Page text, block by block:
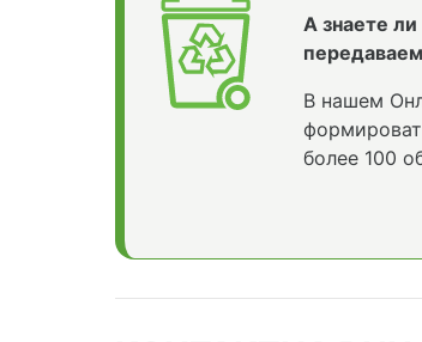
А знаете
В нашем
более 100